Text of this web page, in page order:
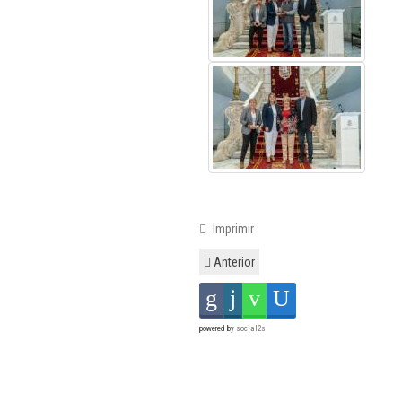
Imprimir
Anterior
powered by social2s